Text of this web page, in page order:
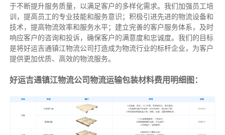
于不断提升服务质量，以满足客户的多样化需求。我们加强员工培
训，提高员工的专业技能和服务意识；积极引进先进的物流设备和
技术，提高物流效率和服务水平；建立完善的客户服务体系，及时
响应客户的咨询和投诉，确保客户的满意度和忠诚度。我们的目标
是将好运吉通镇江物流公司打造成为物流行业的标杆企业，为客户
提供更加优质、高效的物流服务。
好运吉通镇江物流公司物流运输包装材料费用明细图：